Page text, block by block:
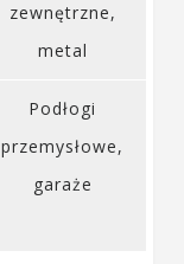
zewnętrzne,
metal
Podłogi
przemysłowe,
garaże